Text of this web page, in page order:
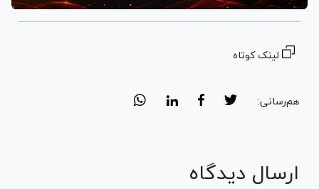
لینک کوتاه
هم‌رسانی:
ارسال دیدگاه